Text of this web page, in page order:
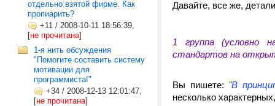
отдельно взятой фирме. Как
пропиарить?
+11 / 2008-10-11 18:56:39,
[не прочитана]
1-я нить обсуждения
"Помогите составить систему
мотивации для
программиста!"
+34 / 2008-12-13 12:01:47,
[не прочитана]
Давайте, все же,
1 группа (условно
стандартов на
Вы пишете: "В
несколько